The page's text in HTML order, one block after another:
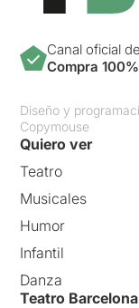
Canal oficial
Compra
Diseño y
Copymouse
Quiero ver
Teatro
Musicales
Humor
Infantil
Danza
Teatro